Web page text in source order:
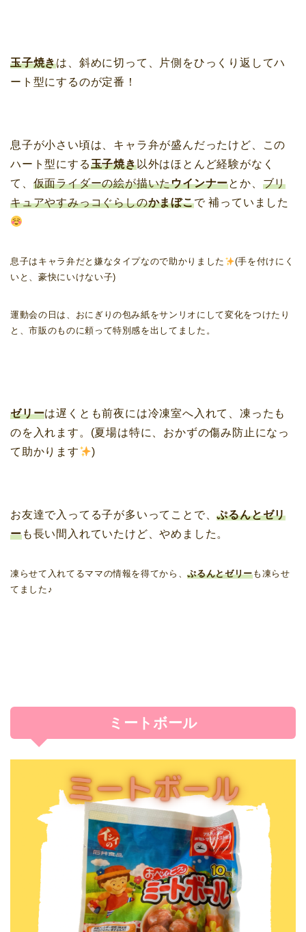
玉子焼きは、斜めに切って、片側をひっくり返してハ
ート型にするのが定番！
息子が小さい頃は、キャラ弁が盛んだったけど、この
ハート型にする玉子焼き以外はほとんど経験がなく
て、 仮面ライダーの絵が描いたウインナーとか、 ブリ
キュアやすみっコぐらしのかまぼこで 補っていました
息子はキャラ弁だと嫌なタイプなので助かりました
(手を付けにく
いと、豪快にいけない子)
運動会の日は、おにぎりの包み紙をサンリオにして変化をつけたり
と、市販のものに頼って特別感を出してました。
ゼリーは遅くとも前夜には冷凍室へ入れて、凍ったも
のを入れます。(夏場は特に、おかずの傷み防止になっ
て助かります
)
お友達で入ってる子が多いってことで、ぷるんとゼリ
ーも長い間入れていたけど、やめました。
凍らせて入れてるママの情報を得てから、ぷるんとゼリーも凍らせ
てました♪
ミートボール